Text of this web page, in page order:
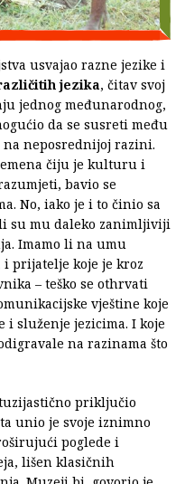
usvajao razne jezike i
jezika, čitav svoj
jednog međunarodnog,
da se susreti među
neposrednijoj razini.
čiju je kulturu i
bavio se
No, iako je i to činio sa
su mu daleko zanimljiviji
Imamo li na umu
prijatelje koje je kroz
– teško se othrvati
vještine koje
i služenje jezicima. I koje
na razinama što
priključio
unio je svoje iznimno
poglede i
lišen klasičnih